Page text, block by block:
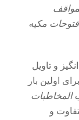
فتوحات مکیه
و تاویل
این اثر را آربری به سال 1934 م برای اولین بار
المخاطبات
و